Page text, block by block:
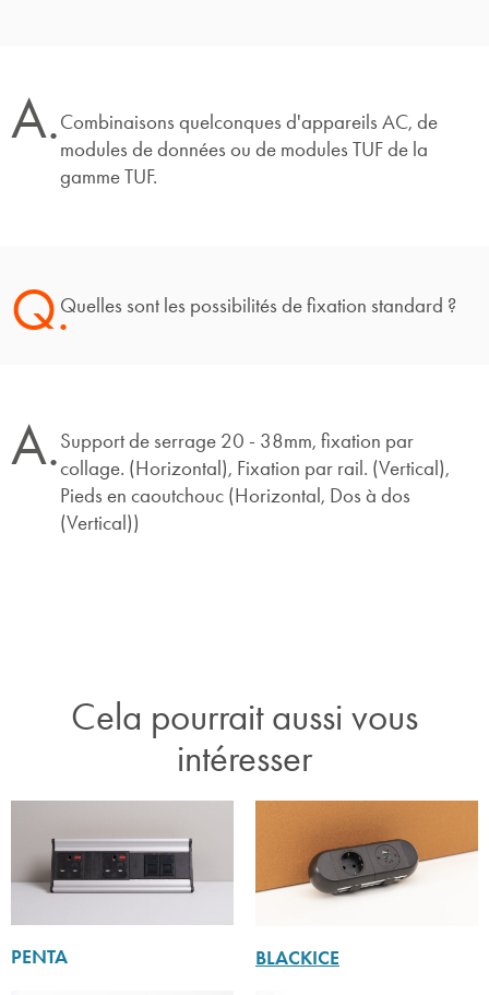
A.Combinaisons quelconques d'appareils AC, de
modules de données ou de modules TUF de la
gamme TUF.
Q.Quelles sont les possibilités de fixation standard ?
A.Support de serrage 20 - 38mm, fixation par
collage. (Horizontal), Fixation par rail. (Vertical),
Pieds en caoutchouc (Horizontal, Dos à dos
(Vertical))
Cela pourrait aussi vous
intéresser
PENTA BLACKICE